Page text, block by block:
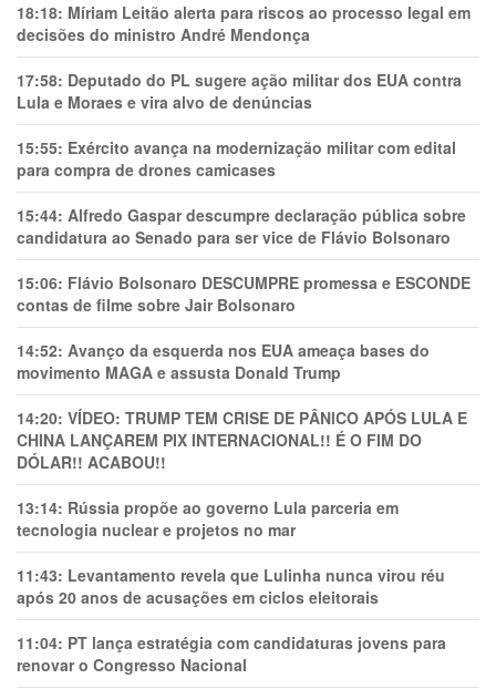
18:18: Míriam Leitão alerta para riscos ao processo legal em
decisões do ministro André Mendonça
17:58: Deputado do PL sugere ação militar dos EUA contra
Lula e Moraes e vira alvo de denúncias
15:55: Exército avança na modernização militar com edital
para compra de drones camicases
15:44: Alfredo Gaspar descumpre declaração pública sobre
candidatura ao Senado para ser vice de Flávio Bolsonaro
15:06: Flávio Bolsonaro DESCUMPRE promessa e ESCONDE
contas de filme sobre Jair Bolsonaro
14:52: Avanço da esquerda nos EUA ameaça bases do
movimento MAGA e assusta Donald Trump
14:20: VÍDEO: TRUMP TEM CRlSE DE PÂNlCO APÓS LULA E
CHINA LANÇAREM PIX INTERNACIONAL!! É O FIM DO
DÓLAR!! ACABOU!!
13:14: Rússia propõe ao governo Lula parceria em
tecnologia nuclear e projetos no mar
11:43: Levantamento revela que Lulinha nunca virou réu
após 20 anos de acusações em ciclos eleitorais
11:04: PT lança estratégia com candidaturas jovens para
renovar o Congresso Nacional